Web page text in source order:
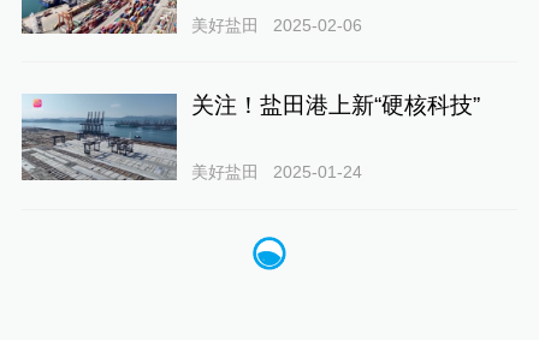
美好盐田 2025-02-06
关注！盐田港上新“硬核科技”
美好盐田 2025-01-24